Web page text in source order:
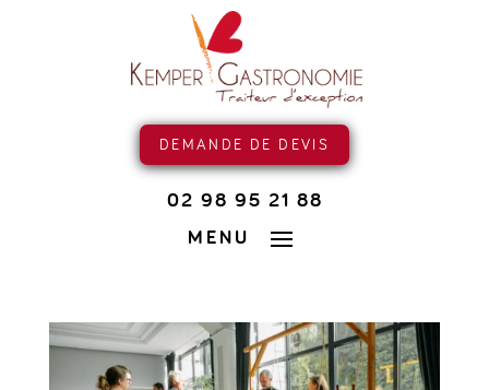
DEMANDE DE DEVIS
02 98 95 21 88
MENU